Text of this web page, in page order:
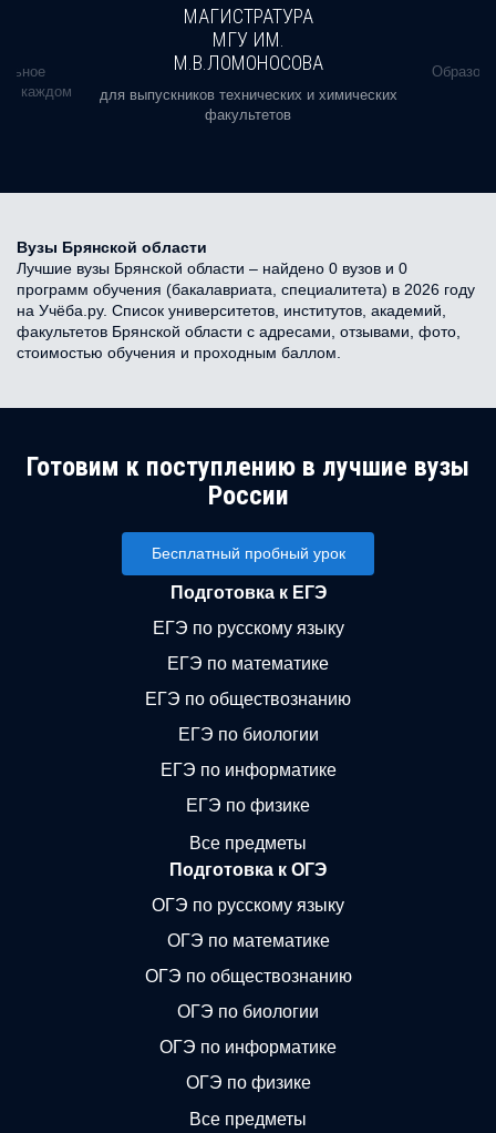
в каждом
МАГИСТРАТУРА
МГУ ИМ.
М.В.ЛОМОНОСОВА
для выпускников технических и химических
факультетов
Вузы Брянской области
Лучшие вузы Брянской области – найдено 0 вузов и 0
программ обучения (бакалавриата, специалитета) в 2026 году
на Учёба.ру. Список университетов, институтов, академий,
факультетов Брянской области с адресами, отзывами, фото,
стоимостью обучения и проходным баллом.
Готовим к поступлению в лучшие вузы
России
Бесплатный пробный урок
Подготовка к ЕГЭ
ЕГЭ по русскому языку
ЕГЭ по математике
ЕГЭ по обществознанию
ЕГЭ по биологии
ЕГЭ по информатике
ЕГЭ по физике
Все предметы
Подготовка к ОГЭ
ОГЭ по русскому языку
ОГЭ по математике
ОГЭ по обществознанию
ОГЭ по биологии
ОГЭ по информатике
ОГЭ по физике
Все предметы